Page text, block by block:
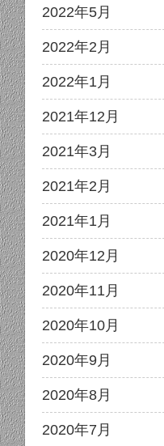
2022年5月
2022年2月
2022年1月
2021年12月
2021年3月
2021年2月
2021年1月
2020年12月
2020年11月
2020年10月
2020年9月
2020年8月
2020年7月